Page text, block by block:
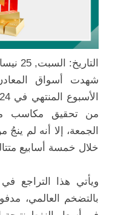
التاريخ: السبت, 25 نيسان 2026
شهدت أسواق
من تحقيق مكاسب
الجمعة، إلا أنه لم
خلال خمسة أسابيع
ويأتي هذا التراجع
بالتضخم العالمي،